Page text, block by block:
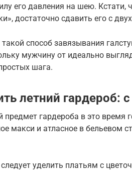
его давления на шею. Кстати,
достаточно сдавить его с
способ завязывания
мужчину от идеально
шага.
летний гардероб: с
гардероба в это время
макси и атласное в бельевом
уделить платьям с